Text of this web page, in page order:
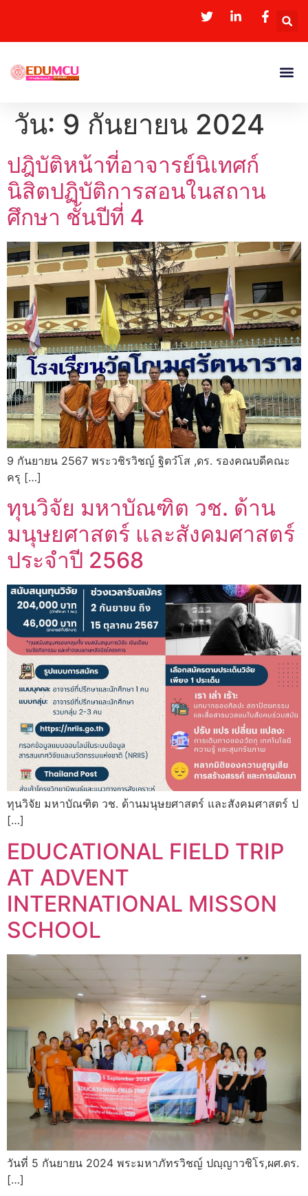
วัน: 9 กันยายน 2024
ปฎิบัติหน้าที่อาจารย์นิเทศก์
นิสิตปฏิบัติการสอนในสถาน
ศึกษา ชั้นปีที่ 4
9 กันยายน 2567 พระวชิรวิชญ์ ฐิตวํโส ,ดร. รองคณบดีคณะ
ครุ […]
ทุนวิจัย มหาบัณฑิต วช. ด้าน
มนุษยศาสตร์ และสังคมศาสตร์
ประจำปี 2568
ทุนวิจัย มหาบัณฑิต วช. ด้านมนุษยศาสตร์ และสังคมศาสตร์ ป
[…]
EDUCATIONAL FIELD TRIP
AT ADVENT
INTERNATIONAL MISSON
SCHOOL
วันที่ 5 กันยายน 2024 พระมหาภัทรวิชญ์ ปญฺญาวชิโร,ผศ.ดร.
[…]